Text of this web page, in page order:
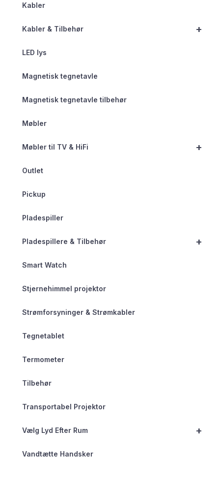
Kabler
+
Kabler & Tilbehør
LED lys
Magnetisk tegnetavle
Magnetisk tegnetavle tilbehør
Møbler
+
Møbler til TV & HiFi
Outlet
Pickup
Pladespiller
+
Pladespillere & Tilbehør
Smart Watch
Stjernehimmel projektor
Strømforsyninger & Strømkabler
Tegnetablet
Termometer
Tilbehør
Transportabel Projektor
+
Vælg Lyd Efter Rum
Vandtætte Handsker